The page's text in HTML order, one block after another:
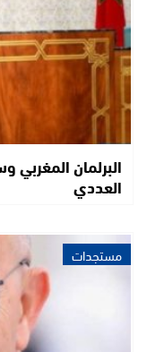
البرلمان
العددي
مستجدات